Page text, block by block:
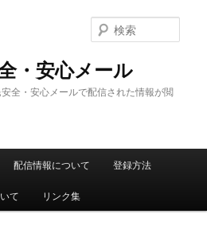
・安心メール
全・安心メールで配信された情報が閲
索
配信情報について 登録方法
て リンク集